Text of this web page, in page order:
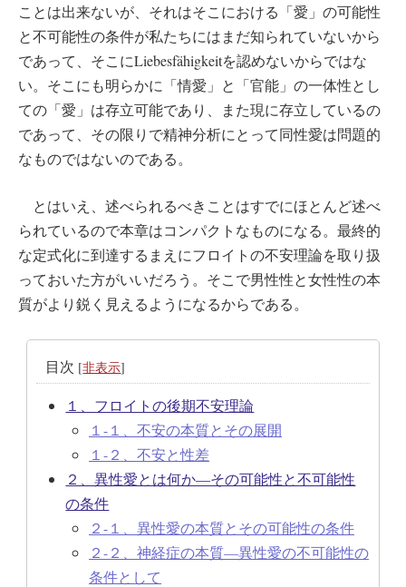
ことは出来ないが、それはそこにおける「愛」の可能性
と不可能性の条件が私たちにはまだ知られていないから
であって、そこにLiebesfähigkeitを認めないからではな
い。そこにも明らかに「情愛」と「官能」の一体性とし
ての「愛」は存立可能であり、また現に存立しているの
であって、その限りで精神分析にとって同性愛は問題的
なものではないのである。
とはいえ、述べられるべきことはすでにほとんど述べ
られているので本章はコンパクトなものになる。最終的
な定式化に到達するまえにフロイトの不安理論を取り扱
っておいた方がいいだろう。そこで男性性と女性性の本
質がより鋭く見えるようになるからである。
目次 [非表示]
１、フロイトの後期不安理論
１-１、不安の本質とその展開
１-２、不安と性差
２、異性愛とは何か―その可能性と不可能性
の条件
２-１、異性愛の本質とその可能性の条件
２-２、神経症の本質―異性愛の不可能性の
条件として